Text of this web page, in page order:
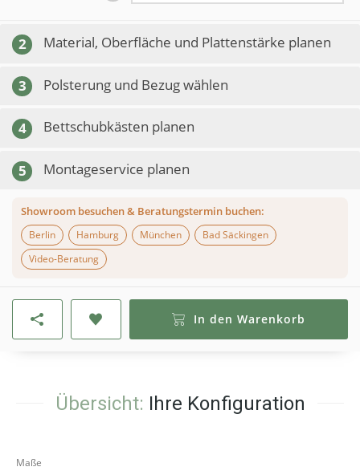
2 Material, Oberfläche und Plattenstärke planen
3 Polsterung und Bezug wählen
4 Bettschubkästen planen
5 Montageservice planen
Showroom besuchen & Beratungstermin buchen:
Berlin
Hamburg München
Bad Säckingen
Video-Beratung
In den Warenkorb
Übersicht: Ihre Konfiguration
Maße